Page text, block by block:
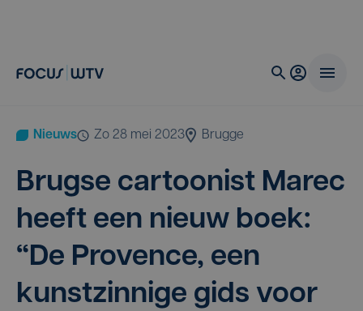
Nieuws zo 28 mei 2023 Brugge
Brug­se car­too­nist Marec
heeft een nieuw boek:
“De Pro­ven­ce, een
kunst­zin­ni­ge gids voor